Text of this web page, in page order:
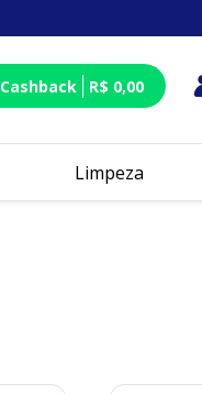
Cashback R$ 0,00
Limpeza